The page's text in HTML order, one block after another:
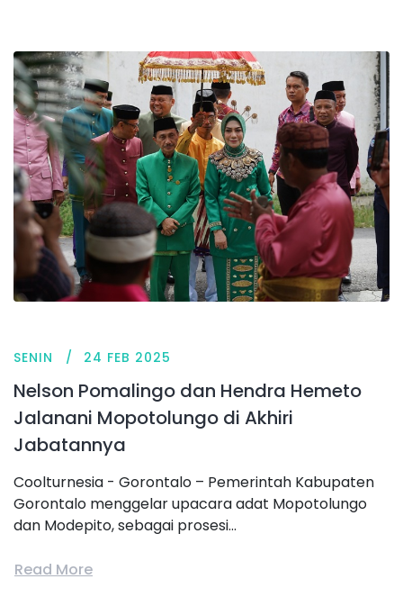
SENIN 24 FEB 2025
Nelson Pomalingo dan Hendra Hemeto
Jalanani Mopotolungo di Akhiri
Jabatannya
Coolturnesia - Gorontalo – Pemerintah Kabupaten
Gorontalo menggelar upacara adat Mopotolungo
dan Modepito, sebagai prosesi...
Read More